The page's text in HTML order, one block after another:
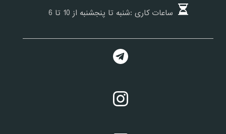
ساعات کاری :شنبه تا پنجشنبه از 10 تا 6